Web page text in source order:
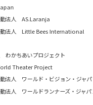
動法人 AS.Laranja
動法人 Little Bees International
わかちあいプロジェクト
Theater Project
法人 ワールド・ビジョン・ジャ
法人 ワールドランナーズ・ジャ